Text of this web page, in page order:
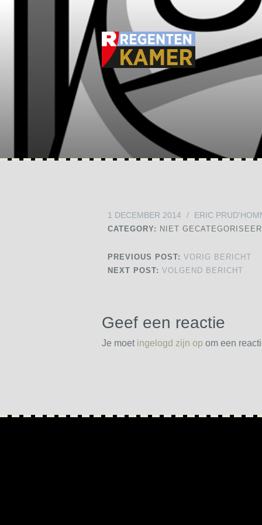
1 DECEMBER 2014 / ERIC
CATEGORY: NIET
PREVIOUS POST: VORIG BERICHT
NEXT POST: VOLGEND BERICHT
Geef een reactie
Je moet ingelogd zijn op om een